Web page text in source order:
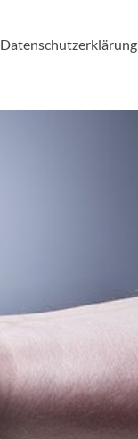
Datenschutzerklärung